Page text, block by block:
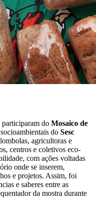
do Mosaico de
do Sesc
agricultoras e
centros e coletivos eco-
com ações voltadas
onde se inserem,
e projetos. Assim, foi
e saberes entre as
da mostra durante